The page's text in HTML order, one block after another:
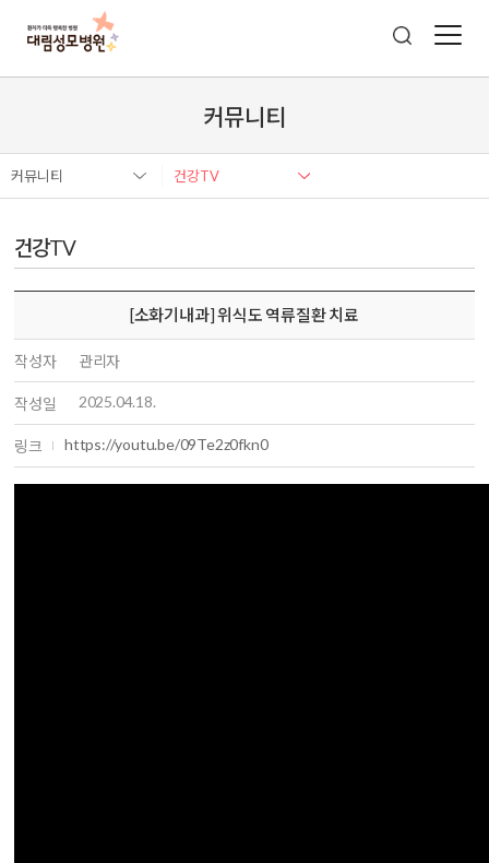
커뮤니티
커뮤니티 건강TV
건강TV
[소화기내과] 위식도 역류질환 치료
작성자 관리자
작성일 2025.04.18.
링크 https://youtu.be/09Te2z0fkn0